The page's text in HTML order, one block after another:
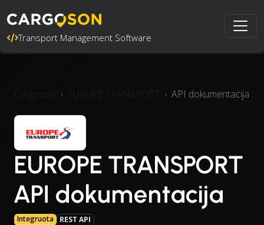
Transport Management Software
Cargoson EUROPE TRANSPORT API dokumentacija
EUROPE TRANSPORT
API dokumentacija
Integruota REST API